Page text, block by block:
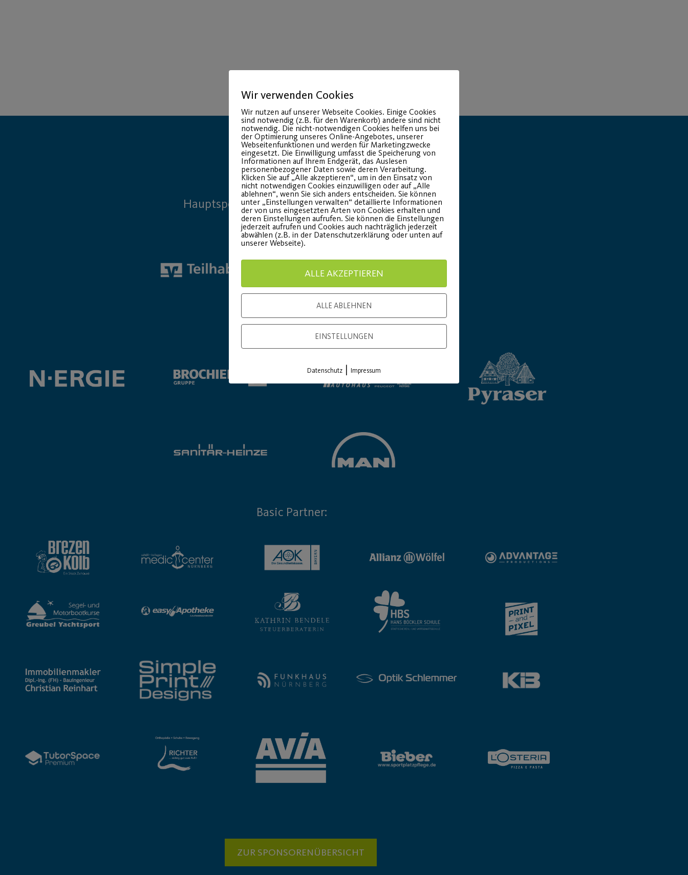
Hauptsponsor Generalausrüster
Premium Partner:
Basic Partner:
ZUR SPONSORENÜBERSICHT
Wir verwenden Cookies
Wir nutzen auf unserer Webseite Cookies. Einige Cookies
sind notwendig (z.B. für den Warenkorb) andere sind nicht
notwendig. Die nicht-notwendigen Cookies helfen uns bei
der Optimierung unseres Online-Angebotes, unserer
Webseitenfunktionen und werden für Marketingzwecke
eingesetzt. Die Einwilligung umfasst die Speicherung von
Informationen auf Ihrem Endgerät, das Auslesen
personenbezogener Daten sowie deren Verarbeitung.
Klicken Sie auf „Alle akzeptieren“, um in den Einsatz von
nicht notwendigen Cookies einzuwilligen oder auf „Alle
ablehnen“, wenn Sie sich anders entscheiden. Sie können
unter „Einstellungen verwalten“ detaillierte Informationen
der von uns eingesetzten Arten von Cookies erhalten und
deren Einstellungen aufrufen. Sie können die Einstellungen
jederzeit aufrufen und Cookies auch nachträglich jederzeit
abwählen (z.B. in der Datenschutzerklärung oder unten auf
unserer Webseite).
ALLE AKZEPTIEREN
ALLE ABLEHNEN
EINSTELLUNGEN
Datenschutz | Impressum